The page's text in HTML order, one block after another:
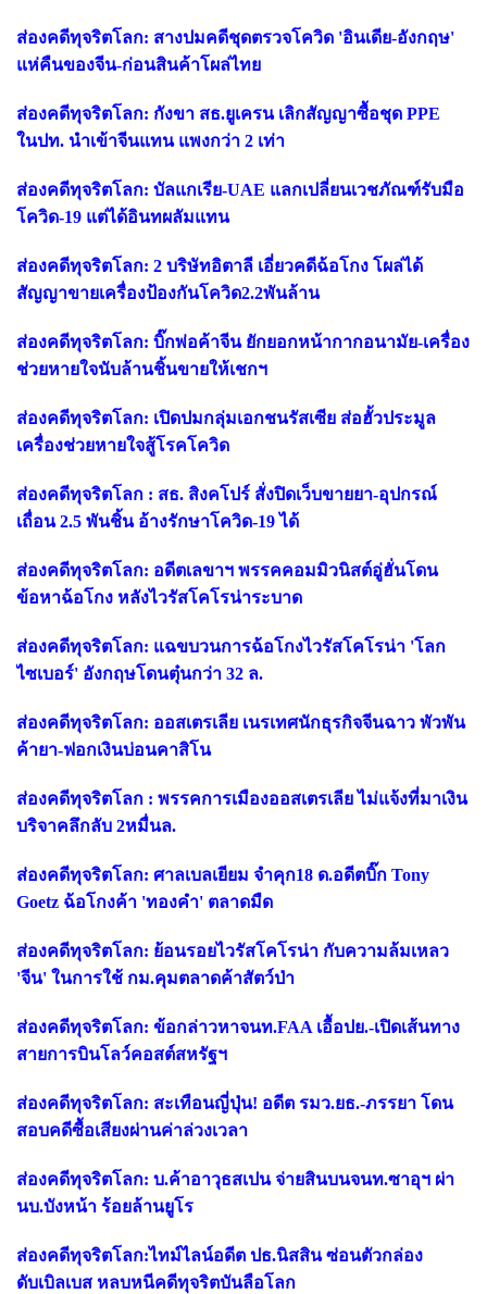
ส่องคดีทุจริตโลก: สางปมคดีชุดตรวจโควิด 'อินเดีย-อังกฤษ'
แห่คืนของจีน-ก่อนสินค้าโผล่ไทย
ส่องคดีทุจริตโลก: กังขา สธ.ยูเครน เลิกสัญญาซื้อชุด PPE
ในปท. นำเข้าจีนแทน แพงกว่า 2 เท่า
ส่องคดีทุจริตโลก: บัลแกเรีย-UAE แลกเปลี่ยนเวชภัณฑ์รับมือ
โควิด-19 แต่ได้อินทผลัมแทน
ส่องคดีทุจริตโลก: 2 บริษัทอิตาลี เอี่ยวคดีฉ้อโกง โผล่ได้
สัญญาขายเครื่องป้องกันโควิด2.2พันล้าน
ส่องคดีทุจริตโลก: บิ๊กพ่อค้าจีน ยักยอกหน้ากากอนามัย-เครื่อง
ช่วยหายใจนับล้านชิ้นขายให้เชกฯ
ส่องคดีทุจริตโลก: เปิดปมกลุ่มเอกชนรัสเซีย ส่อฮั้วประมูล
เครื่องช่วยหายใจสู้โรคโควิด
ส่องคดีทุจริตโลก : สธ. สิงคโปร์ สั่งปิดเว็บขายยา-อุปกรณ์
เถื่อน 2.5 พันชิ้น อ้างรักษาโควิด-19 ได้
ส่องคดีทุจริตโลก: อดีตเลขาฯ พรรคคอมมิวนิสต์อู่ฮั่นโดน
ข้อหาฉ้อโกง หลังไวรัสโคโรน่าระบาด
ส่องคดีทุจริตโลก: แฉขบวนการฉ้อโกงไวรัสโคโรน่า 'โลก
ไซเบอร์' อังกฤษโดนตุ๋นกว่า 32 ล.
ส่องคดีทุจริตโลก: ออสเตรเลีย เนรเทศนักธุรกิจจีนฉาว พัวพัน
ค้ายา-ฟอกเงินบ่อนคาสิโน
ส่องคดีทุจริตโลก : พรรคการเมืองออสเตรเลีย ไม่แจ้งที่มาเงิน
บริจาคลึกลับ 2หมื่นล.
ส่องคดีทุจริตโลก: ศาลเบลเยียม จำคุก18 ด.อดีตบิ๊ก Tony
Goetz ฉ้อโกงค้า 'ทองคำ' ตลาดมืด
ส่องคดีทุจริตโลก: ย้อนรอยไวรัสโคโรน่า กับความล้มเหลว
'จีน' ในการใช้ กม.คุมตลาดค้าสัตว์ป่า
ส่องคดีทุจริตโลก: ข้อกล่าวหาจนท.FAA เอื้อปย.-เปิดเส้นทาง
สายการบินโลว์คอสต์สหรัฐฯ
ส่องคดีทุจริตโลก: สะเทือนญี่ปุ่น! อดีต รมว.ยธ.-ภรรยา โดน
สอบคดีซื้อเสียงผ่านค่าล่วงเวลา
ส่องคดีทุจริตโลก: บ.ค้าอาวุธสเปน จ่ายสินบนจนท.ซาอุฯ ผ่า
นบ.บังหน้า ร้อยล้านยูโร
ส่องคดีทุจริตโลก:ไทม์ไลน์อดีต ปธ.นิสสิน ซ่อนตัวกล่อง
ดับเบิลเบส หลบหนีคดีทุจริตบันลือโลก